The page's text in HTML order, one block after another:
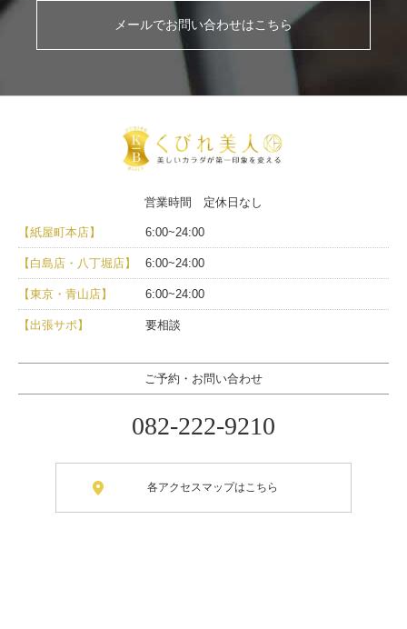
メールでお問い合わせはこちら
営業時間 定休日なし
【紙屋町本店】 6:00~24:00
【白島店・八丁堀店】 6:00~24:00
【東京・青山店】 6:00~24:00
【出張サポ】 要相談
ご予約・お問い合わせ
082-222-9210
各アクセスマップはこちら